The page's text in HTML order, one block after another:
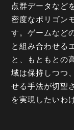
点群データなど
密度なポリゴン
す。ゲームなど
と組み合わせる
と、もともとの
域は保持しつつ
せる手法が切望
を実現したいわ